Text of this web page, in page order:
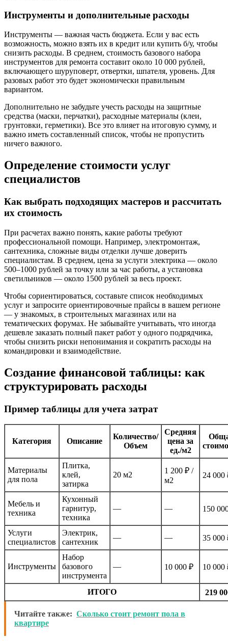
Инструменты и дополнительные расходы
Инструменты — важная часть бюджета. Если у вас есть
возможность, можно взять их в кредит или купить б/у, чтобы
снизить расходы. В среднем, стоимость базового набора
инструментов для ремонта составит около 10 000 рублей,
включающего шуруповерт, отвертки, шпателя, уровень. Для
разовых работ это будет экономически правильным
вариантом.
Дополнительно не забудьте учесть расходы на защитные
средства (маски, перчатки), расходные материалы (клеи,
грунтовки, герметики). Все это влияет на итоговую сумму, и
важно иметь составленный список, чтобы не пропустить
ничего важного.
Определение стоимости услуг
специалистов
Как выбрать подходящих мастеров и рассчитать
их стоимость
При расчетах важно понять, какие работы требуют
профессиональной помощи. Например, электромонтаж,
сантехника, сложные виды отделки лучше доверить
специалистам. В среднем, цена за услуги электрика — около
500–1000 рублей за точку или за час работы, а установка
светильников — около 1500 рублей за весь проект.
Чтобы сориентироваться, составьте список необходимых
услуг и запросите ориентировочные прайсы в вашем регионе
— у знакомых, в строительных магазинах или на
тематических форумах. Не забывайте учитывать, что иногда
дешевле заказать полный пакет работ у одного подрядчика,
чтобы снизить риски непонимания и сократить расходы на
командировки и взаимодействие.
Создание финансовой таблицы: как
структурировать расходы
Пример таблицы для учета затрат
Категория Описание
Количество/
Объем
Средняя
цена за
ед./м2
Материалы
для пола
Плитка,
клей,
затирка
20 м2
1 200 ₽ /
м2
24 000
Мебель и
техника
Кухонный
гарнитур,
техника
— — 150
Услуги
специалистов
Электрик,
сантехник
— — 35 000
Инструменты
Набор
базового
инструмента
— 10 000 ₽ 10 000
ИТОГО 219
Читайте также: Сколько стоит ремонт пола в
квартире